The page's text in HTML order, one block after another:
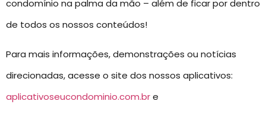
condomínio na palma da mão – além de ficar por dentro
de todos os nossos conteúdos!
Para mais informações, demonstrações ou notícias
direcionadas, acesse o site dos nossos aplicativos:
aplicativoseucondominio.com.bre